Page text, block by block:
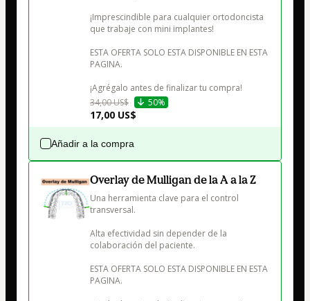
¡Imprescindible para cualquier ortodoncista
que trabaje con mini implantes!
ESTA OFERTA SOLO ESTA DISPONIBLE EN ESTA
PAGINA.
¡Agrégalo antes de finalizar tu compra!
34,00 US$
50%
17,00 US$
Añadir a la compra
Overlay de Mulligan de la A a la Z
Una herramienta clave para el control
transversal.
Alta efectividad sin depender de la
colaboración del paciente.
ESTA OFERTA SOLO ESTA DISPONIBLE EN ESTA
PAGINA.